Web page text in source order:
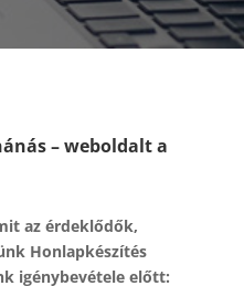
– weboldalt a
az érdeklődők,
Honlapkészítés
igénybevétele előtt: